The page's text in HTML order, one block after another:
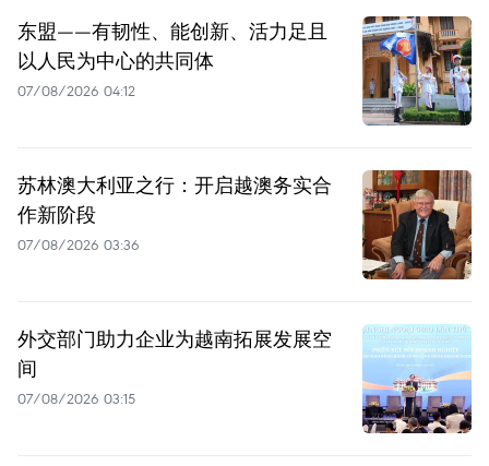
东盟——有韧性、能创新、活力足且
以人民为中心的共同体
07/08/2026 04:12
苏林澳大利亚之行：开启越澳务实合
作新阶段
07/08/2026 03:36
外交部门助力企业为越南拓展发展空
间
07/08/2026 03:15